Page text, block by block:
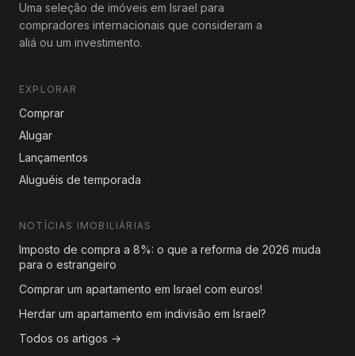
Uma seleção de imóveis em Israel para
compradores internacionais que consideram a
aliá ou um investimento.
EXPLORAR
Comprar
Alugar
Lançamentos
Aluguéis de temporada
NOTÍCIAS IMOBILIÁRIAS
Imposto de compra a 8%: o que a reforma de 2026 muda
para o estrangeiro
Comprar um apartamento em Israel com euros!
Herdar um apartamento em indivisão em Israel?
Todos os artigos →